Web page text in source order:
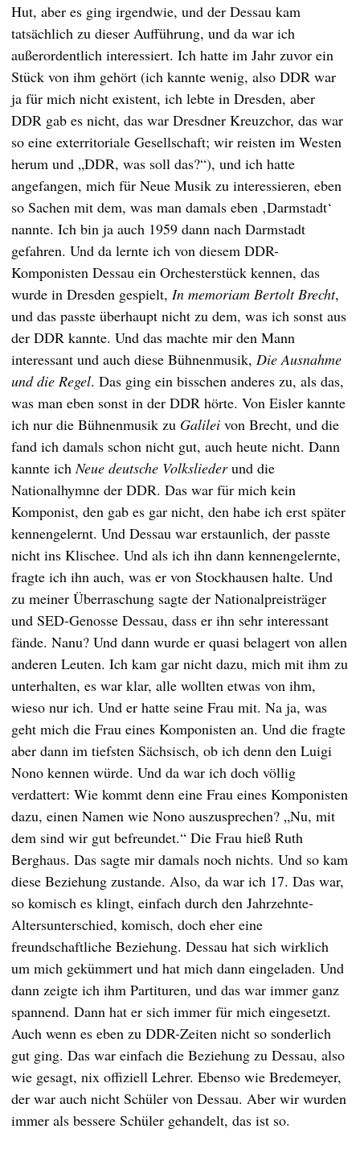
Hut, aber es ging irgendwie, und der Dessau kam
tatsächlich zu dieser Aufführung, und da war ich
außerordentlich interessiert. Ich hatte im Jahr zuvor ein
Stück von ihm gehört (ich kannte wenig, also DDR war
ja für mich nicht existent, ich lebte in Dresden, aber
DDR gab es nicht, das war Dresdner Kreuzchor, das war
so eine exterritoriale Gesellschaft; wir reisten im Westen
herum und „DDR, was soll das?“), und ich hatte
angefangen, mich für Neue Musik zu interessieren, eben
so Sachen mit dem, was man damals eben ‚Darmstadt‘
nannte. Ich bin ja auch 1959 dann nach Darmstadt
gefahren. Und da lernte ich von diesem DDR-
Komponisten Dessau ein Orchesterstück kennen, das
wurde in Dresden gespielt, In memoriam Bertolt Brecht,
und das passte überhaupt nicht zu dem, was ich sonst aus
der DDR kannte. Und das machte mir den Mann
interessant und auch diese Bühnenmusik, Die Ausnahme
und die Regel. Das ging ein bisschen anderes zu, als das,
was man eben sonst in der DDR hörte. Von Eisler kannte
ich nur die Bühnenmusik zu Galilei von Brecht, und die
fand ich damals schon nicht gut, auch heute nicht. Dann
kannte ichNeue deutsche Volksliederund die
Nationalhymne der DDR. Das war für mich kein
Komponist, den gab es gar nicht, den habe ich erst später
kennengelernt. Und Dessau war erstaunlich, der passte
nicht ins Klischee. Und als ich ihn dann kennengelernte,
fragte ich ihn auch, was er von Stockhausen halte. Und
zu meiner Überraschung sagte der Nationalpreisträger
und SED-Genosse Dessau, dass er ihn sehr interessant
fände. Nanu? Und dann wurde er quasi belagert von allen
anderen Leuten. Ich kam gar nicht dazu, mich mit ihm zu
unterhalten, es war klar, alle wollten etwas von ihm,
wieso nur ich. Und er hatte seine Frau mit. Na ja, was
geht mich die Frau eines Komponisten an. Und die fragte
aber dann im tiefsten Sächsisch, ob ich denn den Luigi
Nono kennen würde. Und da war ich doch völlig
verdattert: Wie kommt denn eine Frau eines Komponisten
dazu, einen Namen wie Nono auszusprechen? „Nu, mit
dem sind wir gut befreundet.“ Die Frau hieß Ruth
Berghaus. Das sagte mir damals noch nichts. Und so kam
diese Beziehung zustande. Also, da war ich 17. Das war,
so komisch es klingt, einfach durch den Jahrzehnte-
Altersunterschied, komisch, doch eher eine
freundschaftliche Beziehung. Dessau hat sich wirklich
um mich gekümmert und hat mich dann eingeladen. Und
dann zeigte ich ihm Partituren, und das war immer ganz
spannend. Dann hat er sich immer für mich eingesetzt.
Auch wenn es eben zu DDR-Zeiten nicht so sonderlich
gut ging. Das war einfach die Beziehung zu Dessau, also
wie gesagt, nix offiziell Lehrer. Ebenso wie Bredemeyer,
der war auch nicht Schüler von Dessau. Aber wir wurden
immer als bessere Schüler gehandelt, das ist so.